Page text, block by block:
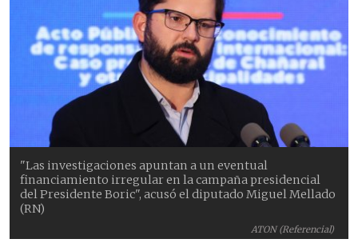
ATON (Referencial)
"Las investigaciones apuntan a un eventual
financiamiento irregular en la campaña presidencial
del Presidente Boric", acusó el diputado Miguel Mellado
(RN)